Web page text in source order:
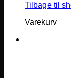
Tilbage til
Varekurv